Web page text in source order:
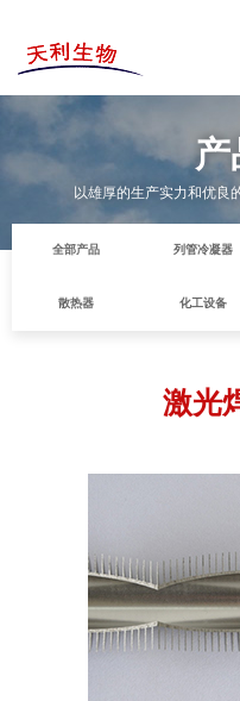
主页导航
公司简介
产品展示
联系我们
产
以雄厚的生产实力和优良
全部产品 列管冷凝器
散热器 化工设备
激光